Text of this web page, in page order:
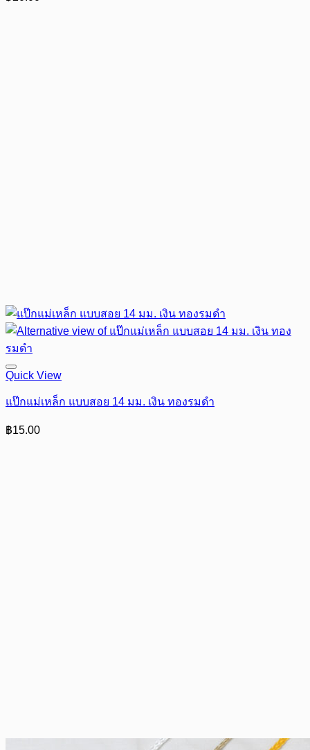
Quick View
แป๊กแม่เหล็ก แบบสอย 14 มม. เงิน ทองรมดำ
฿15.00